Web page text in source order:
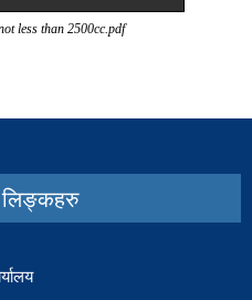
less than 2500cc.pdf
लिङ्कहरु